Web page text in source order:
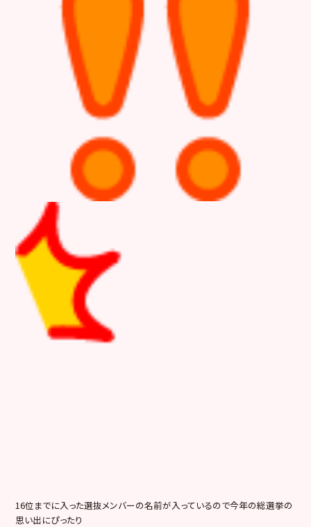
16位までに入った選抜メンバーの名前が入っているので今年の総選挙の
思い出にぴったり